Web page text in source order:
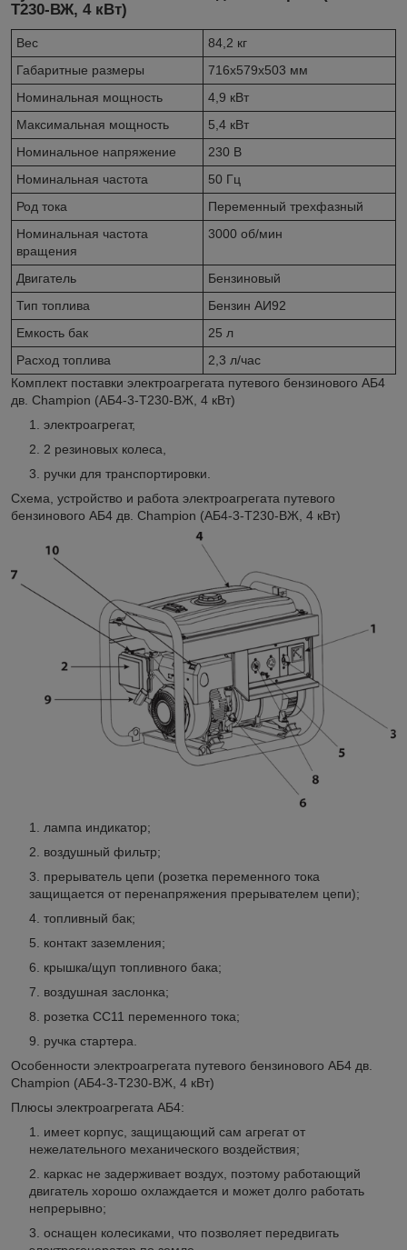
Т230-ВЖ, 4 кВт)
Вес
84,2 кг
Габаритные размеры
716х579х503 мм
Номинальная мощность
4,9 кВт
Максимальная мощность
5,4 кВт
Номинальное напряжение
230 В
Номинальная частота
50 Гц
Род тока
Переменный трехфазный
Номинальная частота
вращения
3000 об/мин
Двигатель
Бензиновый
Тип топлива
Бензин АИ92
Емкость бак
25 л
Расход топлива
2,3 л/час
Комплект поставки электроагрегата путевого бензинового АБ4
дв. Champion (АБ4-3-Т230-ВЖ, 4 кВт)
электроагрегат,
2 резиновых колеса,
ручки для транспортировки.
Схема, устройство и работа электроагрегата путевого
бензинового АБ4 дв. Champion (АБ4-3-Т230-ВЖ, 4 кВт)
лампа индикатор;
воздушный фильтр;
прерыватель цепи (розетка переменного тока
защищается от перенапряжения прерывателем цепи);
топливный бак;
контакт заземления;
крышка/щуп топливного бака;
воздушная заслонка;
розетка СС11 переменного тока;
ручка стартера.
Особенности электроагрегата путевого бензинового АБ4 дв.
Champion (АБ4-3-Т230-ВЖ, 4 кВт)
Плюсы электроагрегата АБ4:
имеет корпус, защищающий сам агрегат от
нежелательного механического воздействия;
каркас не задерживает воздух, поэтому работающий
двигатель хорошо охлаждается и может долго работать
непрерывно;
оснащен колесиками, что позволяет передвигать